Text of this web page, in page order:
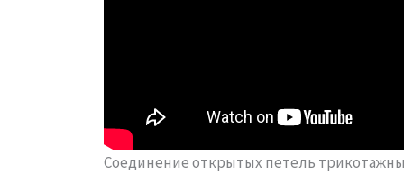
Соединение открытых петель